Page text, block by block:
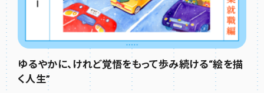
ゆるやかに、けれど覚悟をもって歩み続ける“絵を描
く人生”